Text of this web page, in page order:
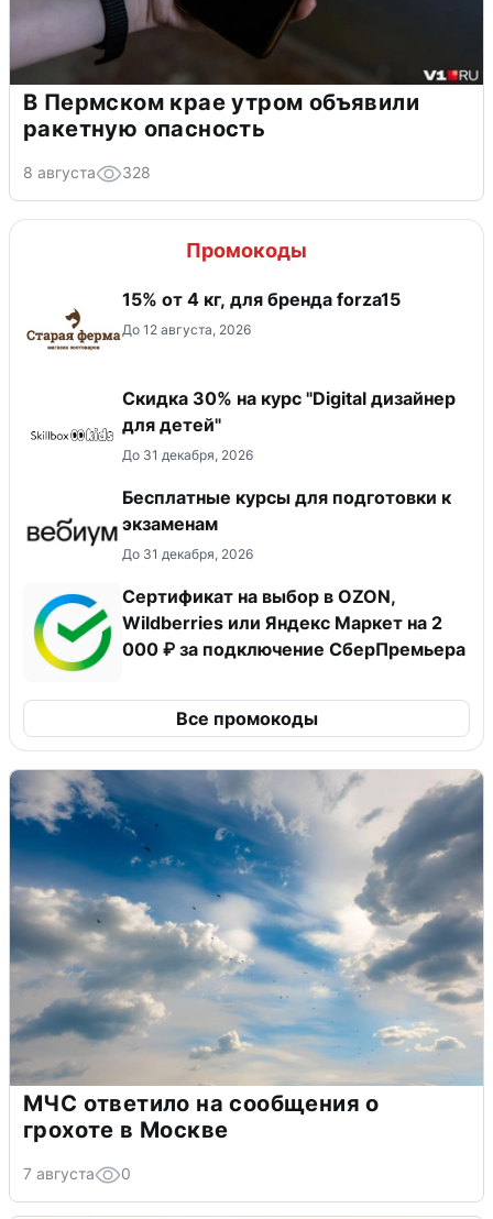
В Пермском крае утром объявили
ракетную опасность
8 августа 328
Промокоды
15% от 4 кг, для бренда forza15
До 12 августа, 2026
Скидка 30% на курс "Digital дизайнер
для детей"
До 31 декабря, 2026
Бесплатные курсы для подготовки к
экзаменам
До 31 декабря, 2026
Сертификат на выбор в OZON,
Wildberries или Яндекс Маркет на 2
000 ₽ за подключение СберПремьера
Все промокоды
МЧС ответило на сообщения о
грохоте в Москве
7 августа 0